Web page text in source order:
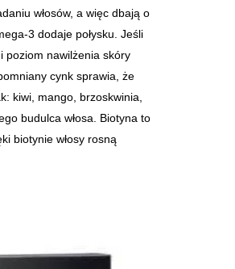
włosów, a więc dbają o
3 dodaje połysku. Jeśli
poziom nawilżenia skóry
cynk sprawia, że
kiwi, mango, brzoskwinia,
budulca włosa. Biotyna to
biotynie włosy rosną